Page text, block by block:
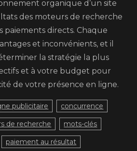
organique d’un site
des moteurs de recherche
paiements directs. Chaque
et inconvénients, et il
la stratégie la plus
et à votre budget pour
de votre présence en ligne.
publicitaire concurrence
de recherche mots-clés
paiement au résultat